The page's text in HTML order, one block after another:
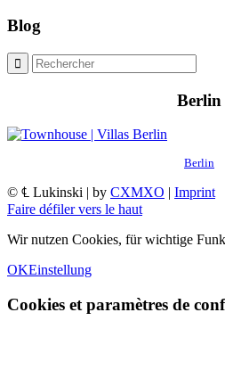
Blog
Berlin
Berlin
© ℄ Lukinski | by CXMXO | Imprint
Faire défiler vers le haut
Wir nutzen Cookies, für wichtige
OKEinstellung
Cookies et paramètres de